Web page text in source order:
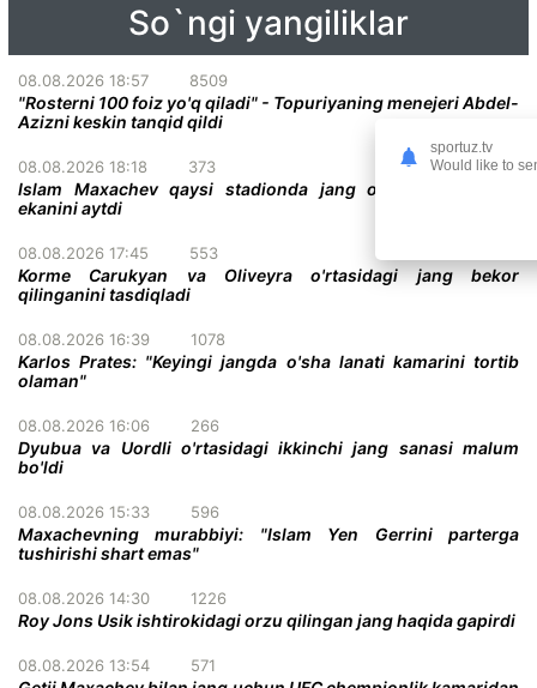
So`ngi yangiliklar
08.08.2026 18:57 8509
"Rosterni 100 foiz yo'q qiladi" - Topuriyaning menejeri Abdel-
Azizni keskin tanqid qildi
08.08.2026 18:18 373
Islam Maxachev qaysi stadionda jang o'tkazish istagida
ekanini aytdi
08.08.2026 17:45 553
Korme Carukyan va Oliveyra o'rtasidagi jang bekor
qilinganini tasdiqladi
08.08.2026 16:39 1078
Karlos Prates: "Keyingi jangda o'sha lanati kamarini tortib
olaman"
08.08.2026 16:06 266
Dyubua va Uordli o'rtasidagi ikkinchi jang sanasi malum
bo'ldi
08.08.2026 15:33 596
Maxachevning murabbiyi: "Islam Yen Gerrini parterga
tushirishi shart emas"
08.08.2026 14:30 1226
Roy Jons Usik ishtirokidagi orzu qilingan jang haqida gapirdi
08.08.2026 13:54 571
sportuz.tv
Would like to